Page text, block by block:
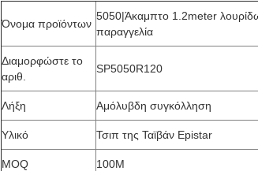
Όνομα προϊόντων
5050|Άκαμπτο 1.2meter
παραγγελία
Διαμορφώστε το
αριθ.
SP5050R120
Λήξη Αμόλυβδη συγκόλληση
Υλικό Τσιπ της Ταϊβάν Epistar
MOQ 100M